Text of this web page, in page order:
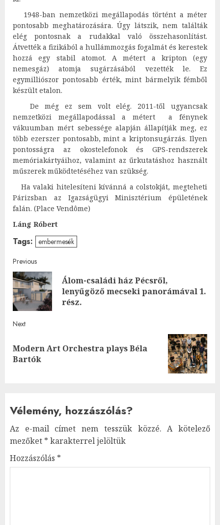
1948-ban nemzetközi megállapodás történt a méter
pontosabb meghatározására. Úgy látszik, nem találták
elég pontosnak a rudakkal való összehasonlítást.
Átvették a fizikából a hullámmozgás fogalmát és kerestek
hozzá egy stabil atomot. A métert a kripton (egy
nemesgáz) atomja sugárzásából vezették le. Ez
egymilliószor pontosabb érték, mint bármelyik fémből
készült etalon.
De még ez sem volt elég. 2011-től ugyancsak
nemzetközi megállapodással a métert a fénynek
vákuumban mért sebessége alapján állapítják meg, ez
több ezerszer pontosabb, mint a kriptonsugárzás. Ilyen
pontosságra az okostelefonok és GPS-rendszerek
memóriakártyáihoz, valamint az űrkutatáshoz használt
műszerek működtetéséhez van szükség.
Ha valaki hitelesíteni kívánná a colstokját, megteheti
Párizsban az Igazságügyi Minisztérium épületének
falán. (Place Vendôme)
Láng Róbert
Tags: embermesék
Post
navigation
Previous
Álom-családi ház Pécsről,
lenyűgöző mecseki panorámával 1.
rész.
Next
Next
post:
Modern Art Orchestra plays Béla
Bartók
Vélemény, hozzászólás?
Az e-mail címet nem tesszük közzé. A kötelező
mezőket * karakterrel jelöltük
Hozzászólás *